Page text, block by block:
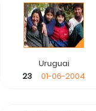
Uruguai
23
01-06-2004